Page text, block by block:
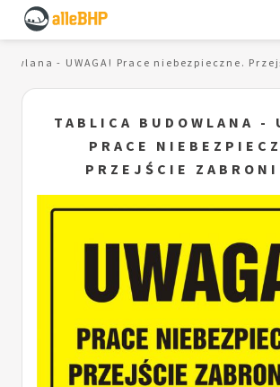
- UWAGA! Prace niebezpieczne.
TABLICA BUDOWLANA -
PRACE
PRZEJŚCIE